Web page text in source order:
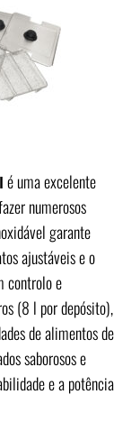
é uma excelente
numerosos
garante
ajustáveis e o
controlo e
(8 l por depósito),
de alimentos de
saborosos e
e a potência